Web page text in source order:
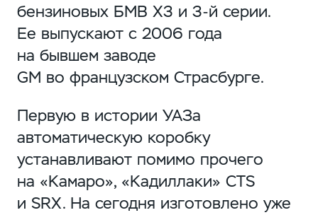
бензиновых БМВ Х3 и 3-й серии.
Ее выпускают с 2006 года
на бывшем заводе
GM во французском Страсбурге.
Первую в истории УАЗа
автоматическую коробку
устанавливают помимо прочего
на «Камаро», «Кадиллаки» СTS
и SRX. На сегодня изготовлено уже